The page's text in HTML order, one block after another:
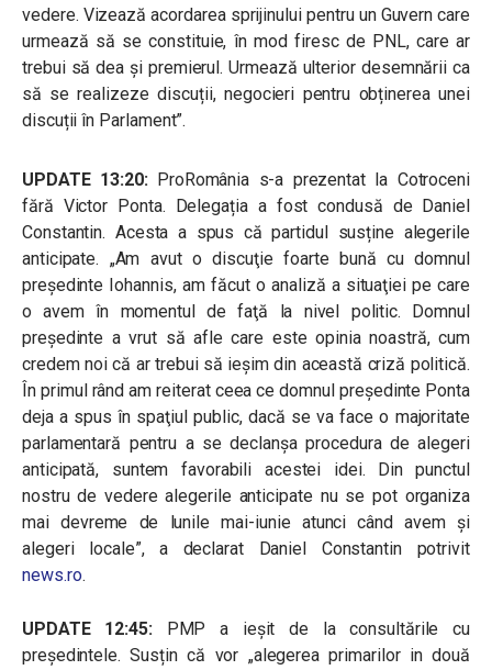
vedere. Vizează acordarea sprijinului pentru un Guvern care
urmează să se constituie, în mod firesc de PNL, care ar
trebui să dea și premierul. Urmează ulterior desemnării ca
să se realizeze discuții, negocieri pentru obținerea unei
discuții în Parlament”.
UPDATE 13:20: ProRomânia s-a prezentat la Cotroceni
fără Victor Ponta. Delegația a fost condusă de Daniel
Constantin. Acesta a spus că partidul susține alegerile
anticipate. „Am avut o discuţie foarte bună cu domnul
preşedinte Iohannis, am făcut o analiză a situaţiei pe care
o avem în momentul de faţă la nivel politic. Domnul
preşedinte a vrut să afle care este opinia noastră, cum
credem noi că ar trebui să ieşim din această criză politică.
În primul rând am reiterat ceea ce domnul preşedinte Ponta
deja a spus în spaţiul public, dacă se va face o majoritate
parlamentară pentru a se declanşa procedura de alegeri
anticipată, suntem favorabili acestei idei. Din punctul
nostru de vedere alegerile anticipate nu se pot organiza
mai devreme de lunile mai-iunie atunci când avem şi
alegeri locale”, a declarat Daniel Constantin potrivit
news.ro.
UPDATE 12:45:PMP a ieșit de la consultările cu
președintele. Susțin că vor „alegerea primarilor in două